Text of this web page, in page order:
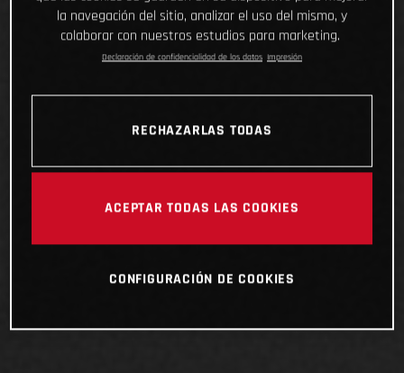
la navegación del sitio, analizar el uso del mismo, y
colaborar con nuestros estudios para marketing.
Declaración de confidencialidad de los datos Impresión
RECHAZARLAS TODAS
ACEPTAR TODAS LAS COOKIES
CONFIGURACIÓN DE COOKIES